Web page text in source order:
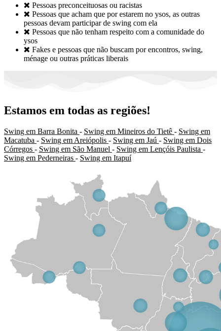
 Pessoas preconceituosas ou racistas
 Pessoas que acham que por estarem no ysos, as outras
pessoas devam participar de swing com ela
 Pessoas que não tenham respeito com a comunidade do
ysos
 Fakes e pessoas que não buscam por encontros, swing,
ménage ou outras práticas liberais
Estamos em todas as regiões!
Swing em Barra Bonita - Swing em Mineiros do Tietê - Swing em
Macatuba - Swing em Areiópolis - Swing em Jaú - Swing em Dois
Córregos - Swing em São Manuel - Swing em Lençóis Paulista -
Swing em Pederneiras - Swing em Itapuí